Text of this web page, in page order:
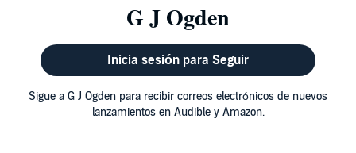
G J Ogden
Inicia sesión para Seguir
Sigue a G J Ogden para recibir correos electrónicos de nuevos
lanzamientos en Audible y Amazon.